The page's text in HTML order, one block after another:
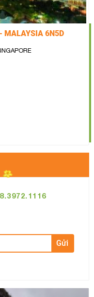
MALAYSIA 6N5D
Gửi